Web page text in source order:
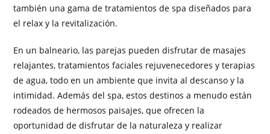
también una gama de tratamientos de spa diseñados para
el relax y la revitalización.
En un balneario, las parejas pueden disfrutar de masajes
relajantes, tratamientos faciales rejuvenecedores y terapias
de agua, todo en un ambiente que invita al descanso y la
intimidad. Además del spa, estos destinos a menudo están
rodeados de hermosos paisajes, que ofrecen la
oportunidad de disfrutar de la naturaleza y realizar